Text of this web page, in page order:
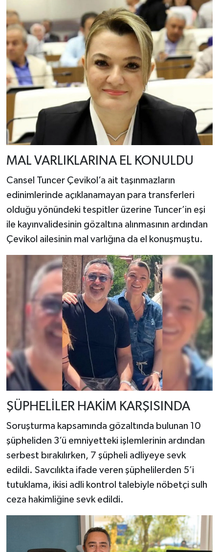
MAL VARLIKLARINA EL KONULDU
Cansel Tuncer Çevikol’a ait taşınmazların
edinimlerinde açıklanamayan para transferleri
olduğu yönündeki tespitler üzerine Tuncer’in eşi
ile kayınvalidesinin gözaltına alınmasının ardından
Çevikol ailesinin mal varlığına da el konuşmuştu.
ŞÜPHELİLER HAKİM KARŞISINDA
Soruşturma kapsamında gözaltında bulunan 10
şüpheliden 3’ü emniyetteki işlemlerinin ardından
serbest bırakılırken, 7 şüpheli adliyeye sevk
edildi. Savcılıkta ifade veren şüphelilerden 5’i
tutuklama, ikisi adli kontrol talebiyle nöbetçi sulh
ceza hakimliğine sevk edildi.